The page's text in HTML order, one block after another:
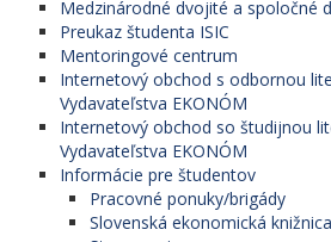
Medzinárodné dvojité a spoločné
Preukaz študenta ISIC
Mentoringové centrum
Internetový obchod s odbornou
Vydavateľstva EKONÓM
Internetový obchod so študijnou
Vydavateľstva EKONÓM
Informácie pre študentov
Pracovné ponuky/brigády
Slovenská ekonomická knižnica